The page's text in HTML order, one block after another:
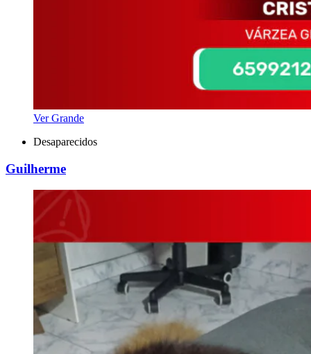
Ver Grande
Desaparecidos
Guilherme